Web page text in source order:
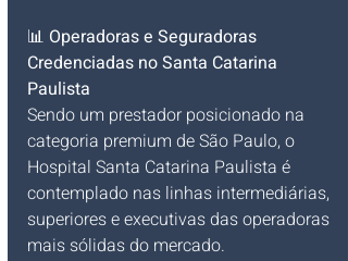
📊 Operadoras e Seguradoras
Credenciadas no Santa Catarina
Paulista
Sendo um prestador posicionado na
categoria premium de São Paulo, o
Hospital Santa Catarina Paulista é
contemplado nas linhas intermediárias,
superiores e executivas das operadoras
mais sólidas do mercado.